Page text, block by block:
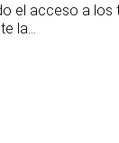
el acceso a
la...